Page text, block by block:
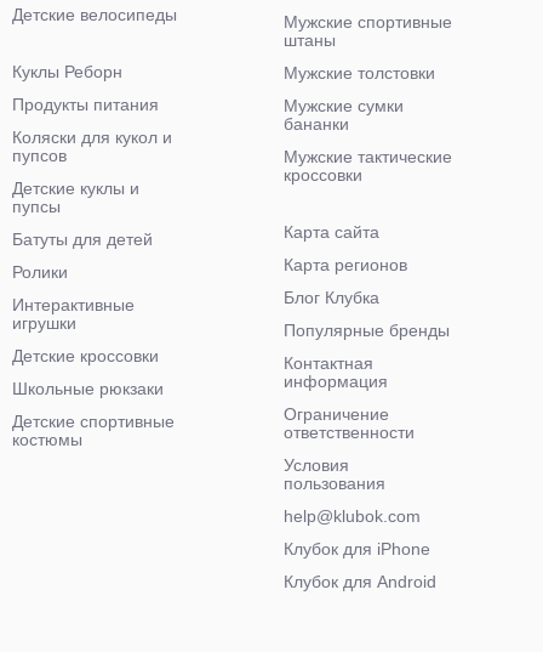
Детские велосипеды
Мужские спортивные
штаны
Мужские толстовки
Мужские сумки
бананки
Мужские тактические
кроссовки
Куклы Реборн
Продукты питания
Коляски для кукол и
пупсов
Детские куклы и
пупсы
Батуты для детей
Ролики
Интерактивные
игрушки
Детские кроссовки
Школьные рюкзаки
Детские спортивные
костюмы
Карта сайта
Карта регионов
Блог Клубка
Популярные бренды
Контактная
информация
Ограничение
ответственности
Условия
пользования
help@klubok.com
Клубок для iPhone
Клубок для Android